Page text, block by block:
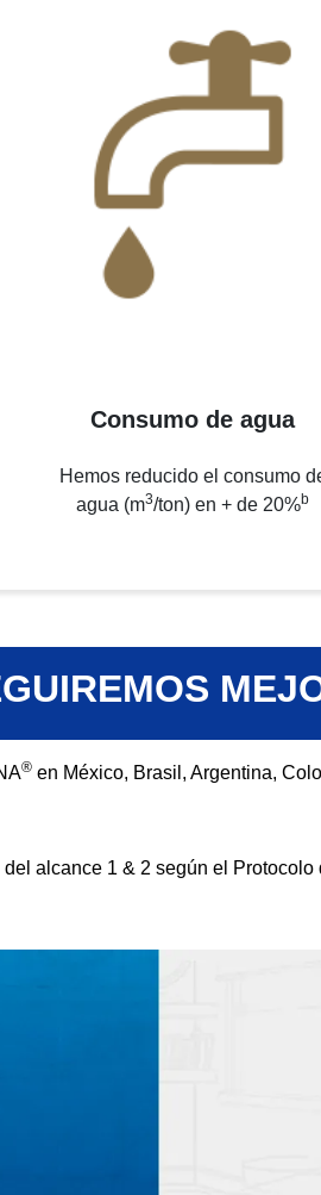
Consumo de agua
Hemos reducido el consumo
agua (m3/ton) en + de 20%b
® en México, Brasil, Argentina,
alcance 1 & 2 según el